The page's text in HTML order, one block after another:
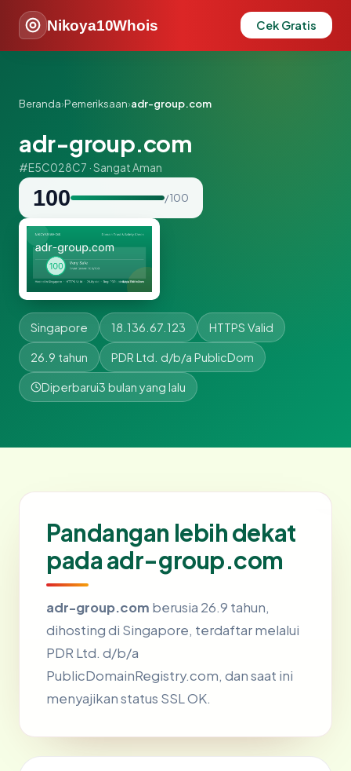
Nikoya10Whois Cek Gratis
Beranda›Pemeriksaan›adr-group.com
adr-group.com
#E5C028C7 · Sangat Aman
100 / 100
Singapore 18.136.67.123 HTTPS Valid
26.9 tahun PDR Ltd. d/b/a PublicDom
Diperbarui3 bulan yang lalu
Pandangan lebih dekat
pada adr-group.com
adr-group.com berusia 26.9 tahun,
dihosting di Singapore, terdaftar melalui
PDR Ltd. d/b/a
PublicDomainRegistry.com, dan saat ini
menyajikan status SSL OK.